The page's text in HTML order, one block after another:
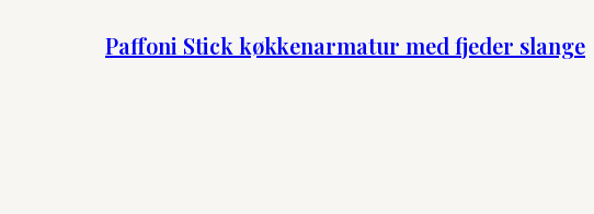
Paffoni Stick køkkenarmatur med fjeder slange